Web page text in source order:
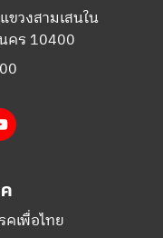
วงสามเสนใน
คร 10400
เพื่อไทย